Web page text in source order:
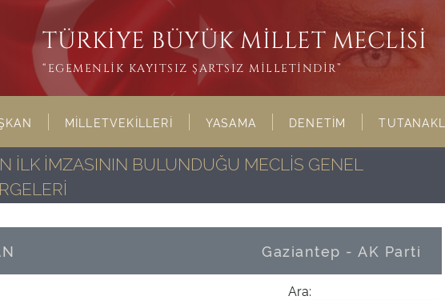
TÜRKİYE BÜYÜK MİLLET MECLİSİ
“EGEMENLİK KAYITSIZ ŞARTSIZ MİLLETİNDİR”
MİLLETVEKİLLERİ YASAMA DENETİM
İLK İMZASININ BULUNDUĞU MECLİS GENEL
Gaziantep - AK Parti
Ara: